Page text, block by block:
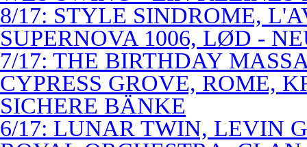
8/17: STYLE SINDROME,
SUPERNOVA 1006, LØD -
7/17: THE BIRTHDAY
CYPRESS GROVE, ROME,
SICHERE BÄNKE
6/17: LUNAR TWIN, LEVIN